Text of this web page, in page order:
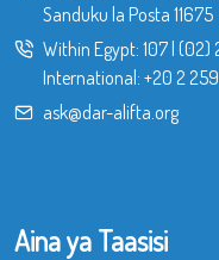
Sanduku la Posta 11675
Within Egypt: 107| (02)
International: +20 2
ask@dar-alifta.org
Aina ya Taasisi